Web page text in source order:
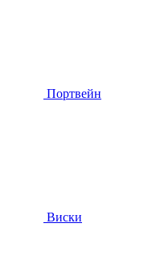
Портвейн
Виски